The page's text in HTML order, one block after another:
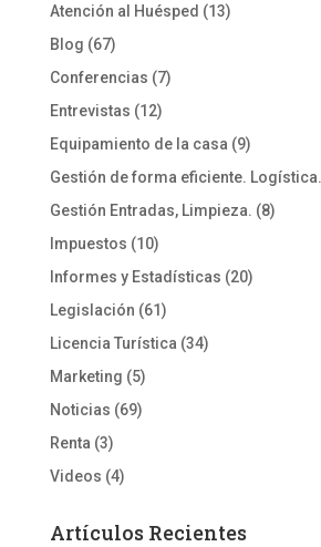
Atención al Huésped (13)
Blog (67)
Conferencias (7)
Entrevistas (12)
Equipamiento de la casa (9)
Gestión de forma eficiente. Logística.
Gestión Entradas, Limpieza. (8)
Impuestos (10)
Informes y Estadísticas (20)
Legislación (61)
Licencia Turística (34)
Marketing (5)
Noticias (69)
Renta (3)
Videos (4)
Artículos Recientes